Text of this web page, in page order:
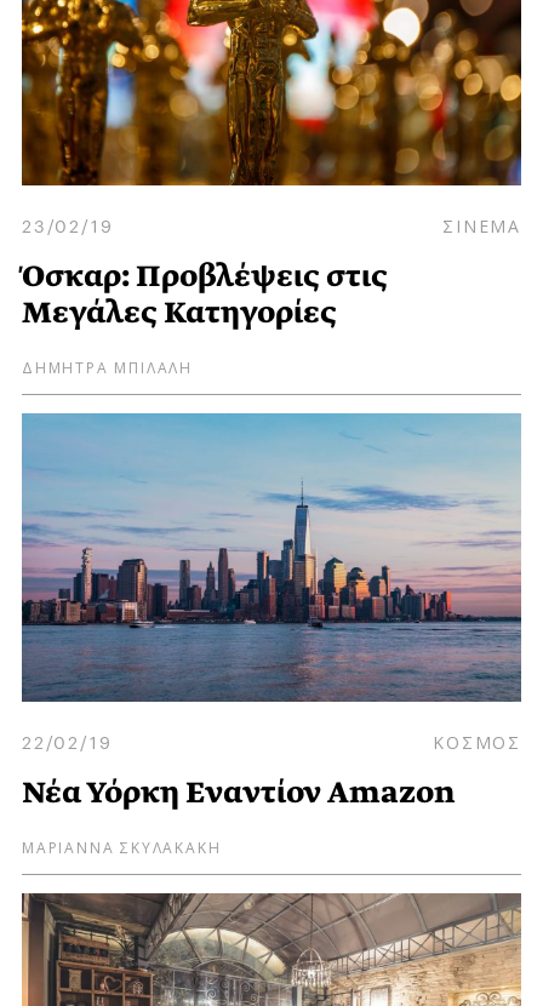
23/02/19 ΣΙΝΕΜΑ
Όσκαρ: Προβλέψεις στις
Μεγάλες Κατηγορίες
ΔΗΜΗΤΡΑ ΜΠΙΛΑΛΗ
22/02/19 ΚΟΣΜΟΣ
Νέα Υόρκη Eναντίον Amazon
ΜΑΡΙΑΝΝΑ ΣΚΥΛΑΚΑΚΗ